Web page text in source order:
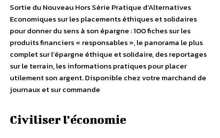
Sortie du Nouveau Hors Série Pratique d’Alternatives
Economiques sur les placements éthiques et solidaires
pour donner du sens à son épargne : 100 fiches sur les
produits financiers « responsables », le panorama le plus
complet sur l’épargne éthique et solidaire, des reportages
sur le terrain, les informations pratiques pour placer
utilement son argent. Disponible chez votre marchand de
journaux et sur commande
Civiliser l’économie